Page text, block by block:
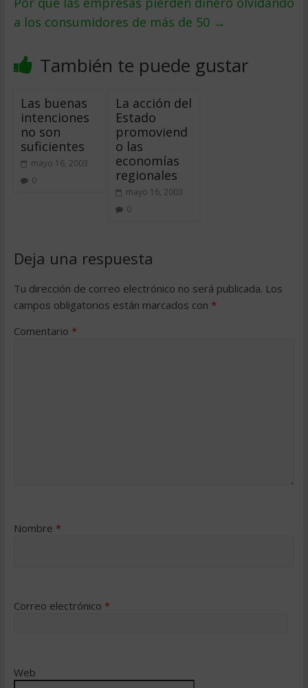
a los consumidores de más de 50 →
También te puede gustar
Las buenas
intenciones
no son
suficientes
mayo 16, 2003
0
La acción del
Estado
promoviend
o las
economías
regionales
mayo 16, 2003
0
Deja una respuesta
Tu dirección de correo electrónico no será publicada. Los
campos obligatorios están marcados con *
Comentario *
Nombre *
Correo electrónico *
Web